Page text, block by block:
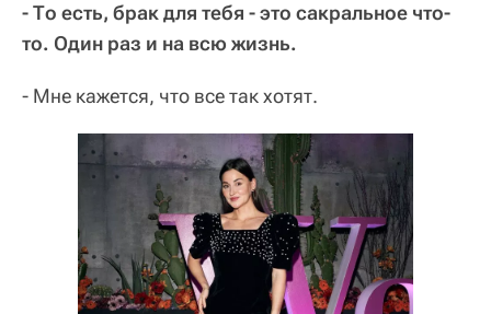
- То есть, брак для тебя - это сакральное что-
то. Один раз и на всю жизнь.
- Мне кажется, что все так хотят.